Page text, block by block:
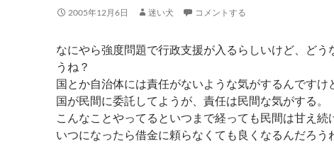
2005年12月6日 迷い犬 コメントする
なにやら強度問題で行政支援が入るらしいけど、どう
うね？
国とか自治体には責任がないような気がするんですけ
国が民間に委託してようが、責任は民間な気がする。
こんなことやってるといつまで経っても民間は甘え続
いつになったら借金に頼らなくても良くなるんだろう